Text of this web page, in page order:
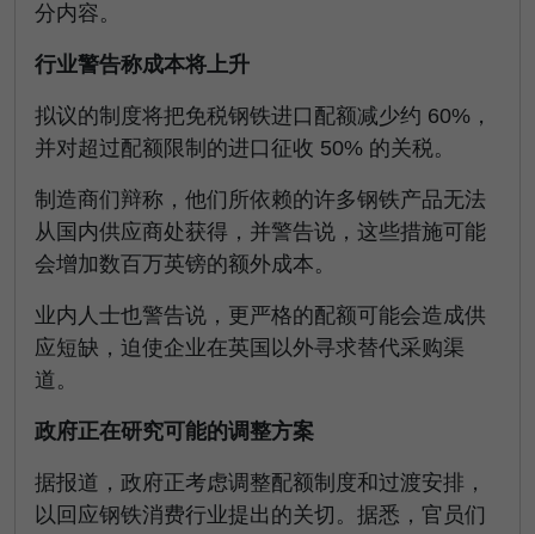
分内容。
行业警告称成本将上升
拟议的制度将把免税钢铁进口配额减少约 60%，
并对超过配额限制的进口征收 50% 的关税。
制造商们辩称，他们所依赖的许多钢铁产品无法
从国内供应商处获得，并警告说，这些措施可能
会增加数百万英镑的额外成本。
业内人士也警告说，更严格的配额可能会造成供
应短缺，迫使企业在英国以外寻求替代采购渠
道。
政府正在研究可能的调整方案
据报道，政府正考虑调整配额制度和过渡安排，
以回应钢铁消费行业提出的关切。据悉，官员们